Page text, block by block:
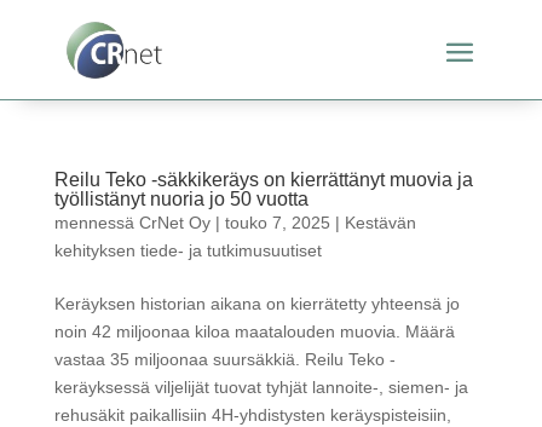
Reilu Teko -säkkikeräys on kierrättänyt muovia ja
työllistänyt nuoria jo 50 vuotta
mennessä CrNet Oy| touko 7, 2025 | Kestävän
kehityksen tiede- ja tutkimusuutiset
Keräyksen historian aikana on kierrätetty yhteensä jo
noin 42 miljoonaa kiloa maatalouden muovia. Määrä
vastaa 35 miljoonaa suursäkkiä. Reilu Teko -
keräyksessä viljelijät tuovat tyhjät lannoite-, siemen- ja
rehusäkit paikallisiin 4H-yhdistysten keräyspisteisiin,